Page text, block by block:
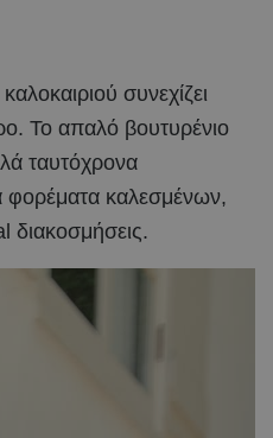
συνεχίζει
Το απαλό βουτυρένιο
ταυτόχρονα
φορέματα καλεσμένων,
διακοσμήσεις.